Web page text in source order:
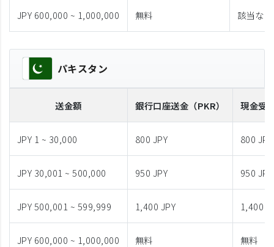
JPY 600,000 ~ 1,000,000 無料 該当なし
パキスタン
送金額 銀行口座送金 （PKR） 現金受
JPY 1 ~ 30,000 800 JPY 800 JPY
JPY 30,001 ~ 500,000 950 JPY 950 JPY
JPY 500,001 ~ 599,999 1,400 JPY 1,400
JPY 600,000 ~ 1,000,000 無料 無料